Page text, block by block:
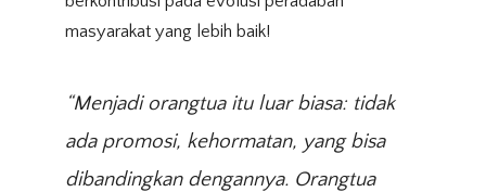
masyarakat yang lebih baik!
“Menjadi orangtua itu luar biasa: tidak
ada promosi, kehormatan, yang bisa
dibandingkan dengannya. Orangtua